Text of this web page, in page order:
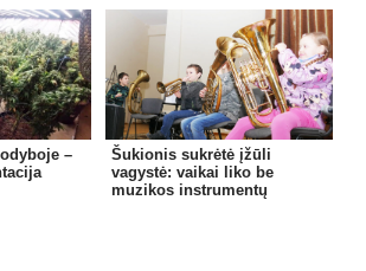
–
Šukionis sukrėtė įžūli
vagystė: vaikai liko be
muzikos instrumentų